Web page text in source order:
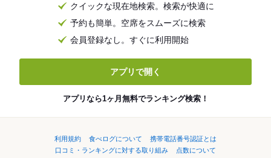
クイックな現在地検索。検索が快適に
予約も簡単。空席をスムーズに検索
会員登録なし。すぐに利用開始
アプリで開く
アプリなら1ヶ月無料でランキング検索！
利用規約 食べログについて
携帯電話番号認証とは
口コミ・ランキングに対する取り組み
点数について